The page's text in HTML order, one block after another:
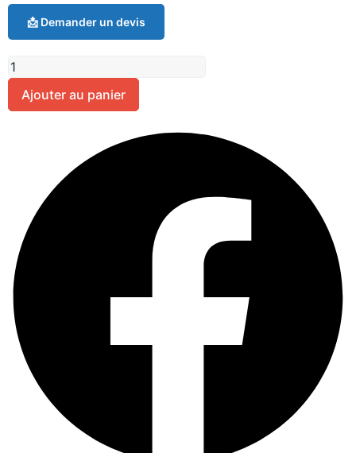
📩 Demander un devis
Ajouter au panier